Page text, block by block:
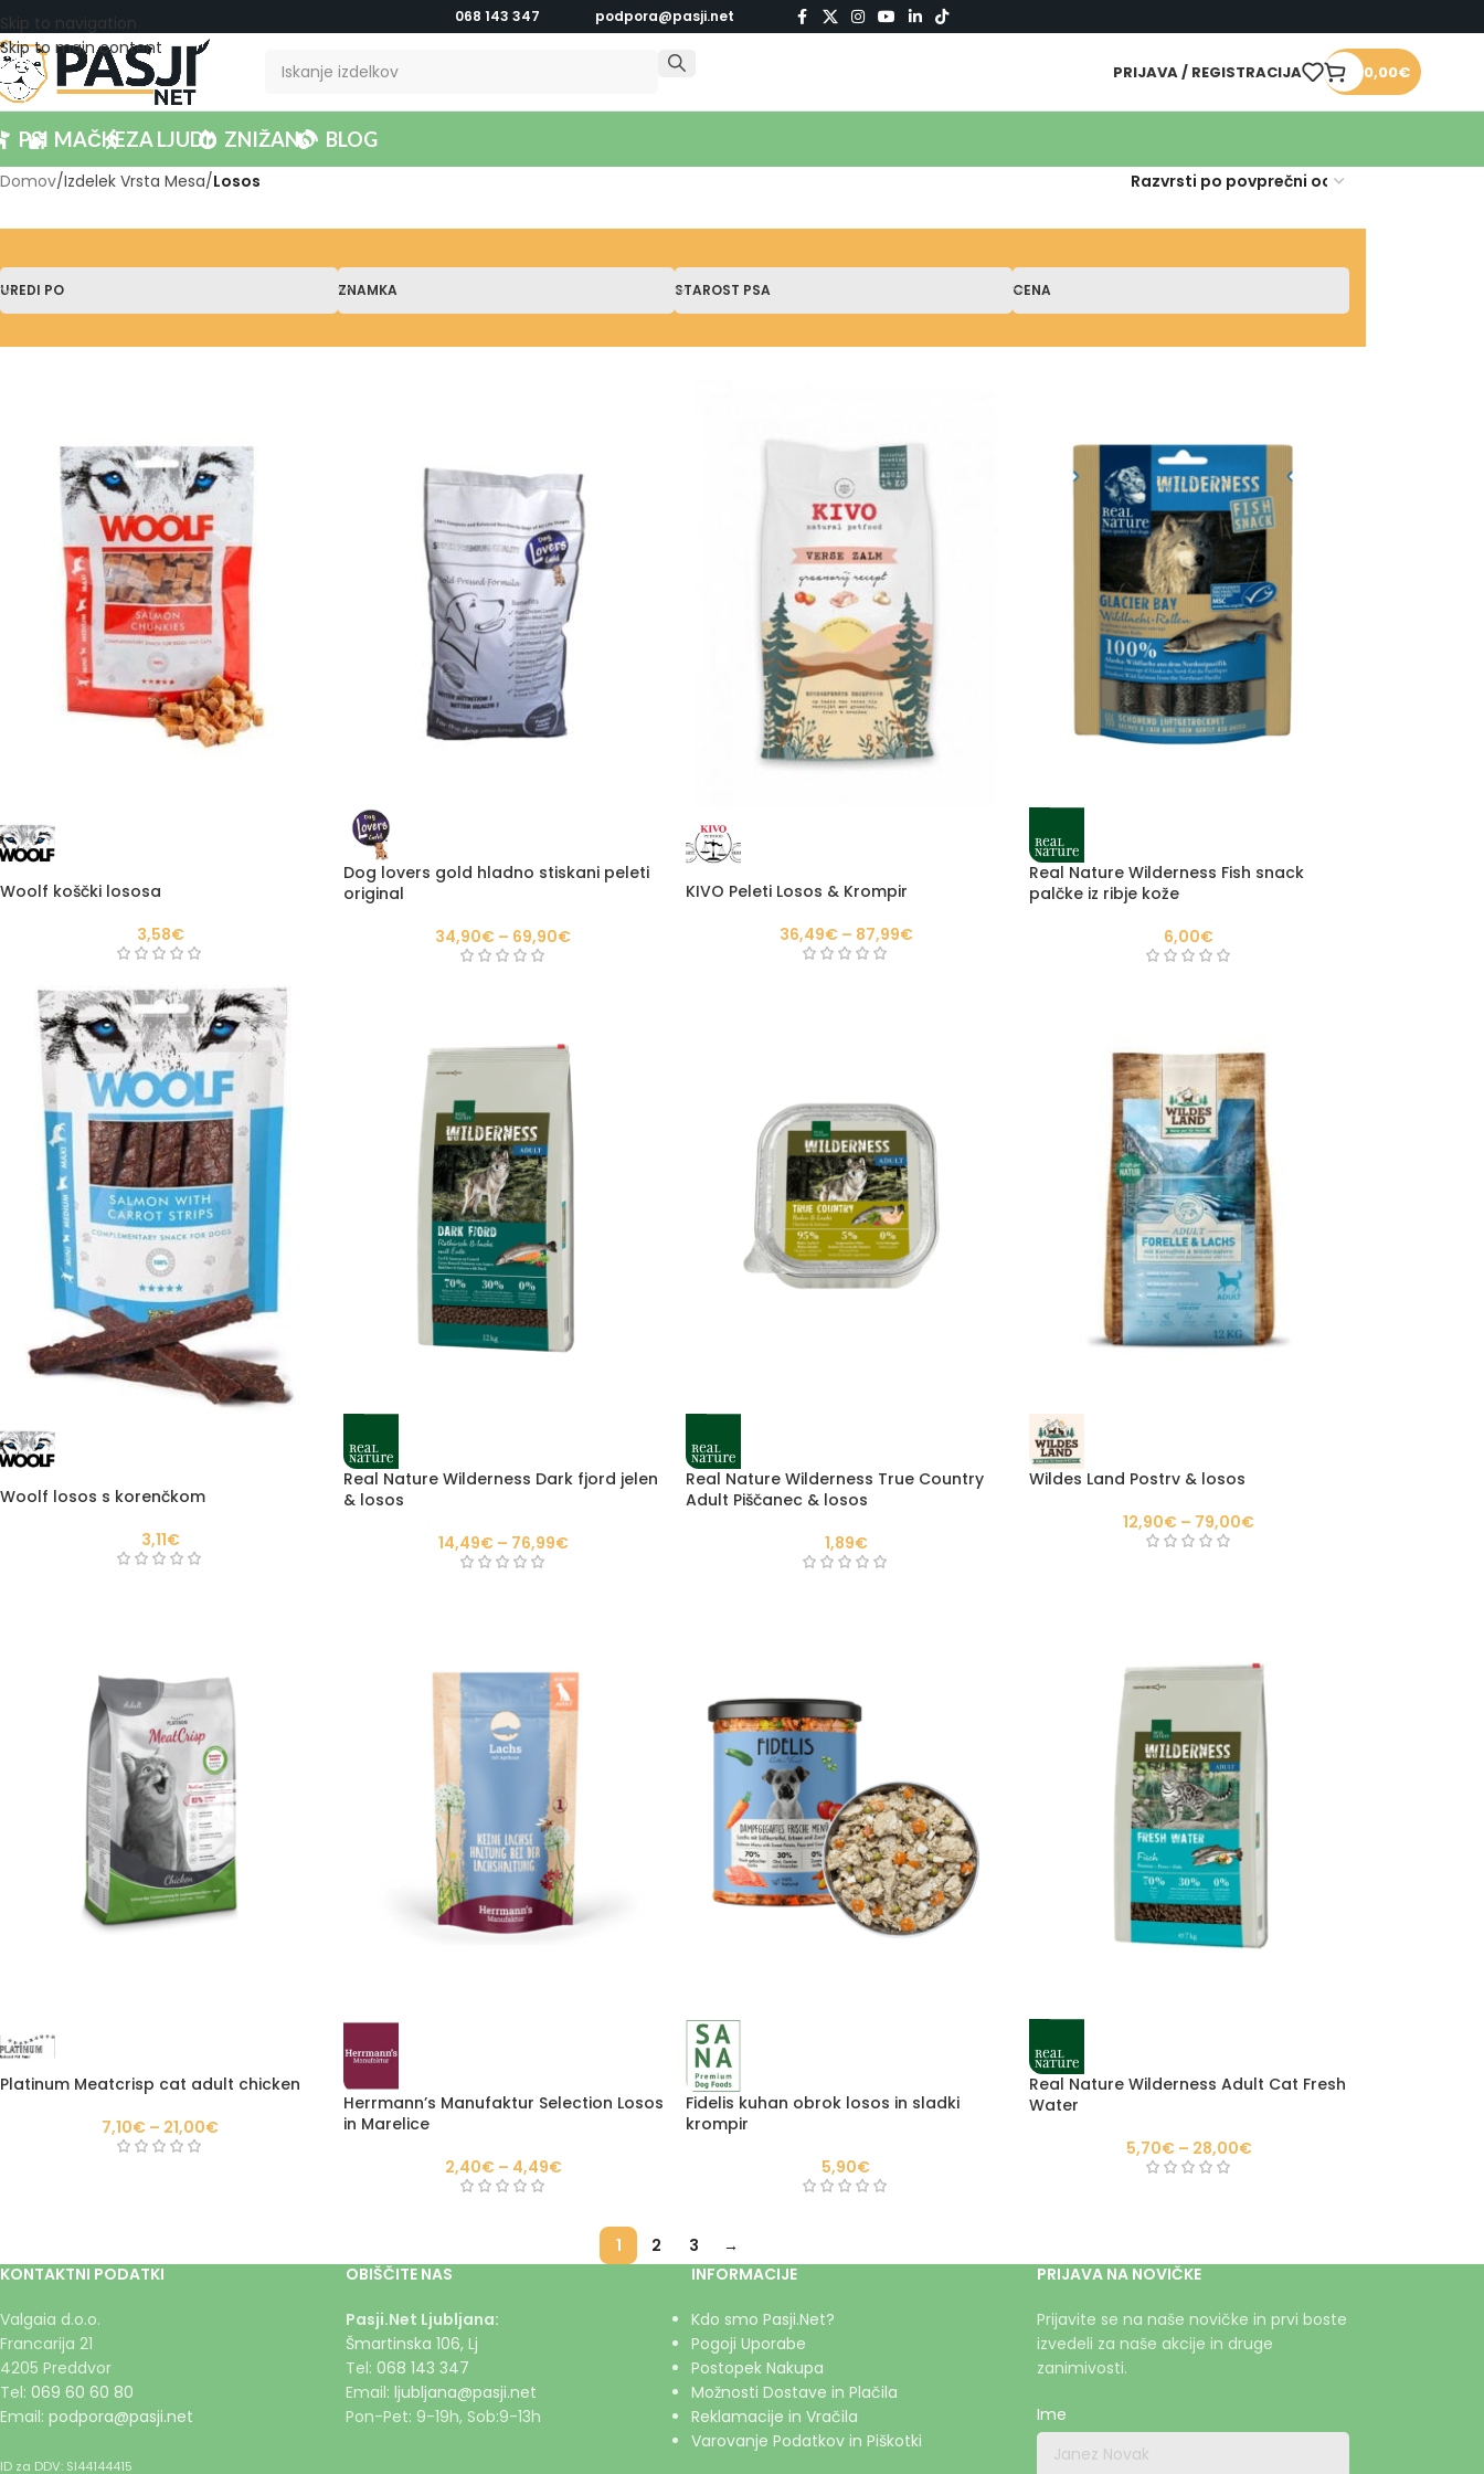
Skip to navigation
Skip to main content
068 143 347 podpora@pasji.net
PRIJAVA / REGISTRACIJA 0,00€
PSI MAČKEZA LJUDI ZNIŽANO BLOG
Domov/Izdelek Vrsta Mesa/Losos
UREDI PO ZNAMKA STAROST PSA CENA
Woolf koščki lososa
3,58€
Dog lovers gold hladno stiskani peleti
original
34,90€ – 69,90€
KIVO Peleti Losos & Krompir
36,49€ – 87,99€
Real Nature Wilderness Fish snack
palčke iz ribje kože
6,00€
Woolf losos s korenčkom
3,11€
Real Nature Wilderness Dark fjord jelen
& losos
14,49€ – 76,99€
Real Nature Wilderness True Country
Adult Piščanec & losos
1,89€
Wildes Land Postrv & losos
12,90€ – 79,00€
Platinum Meatcrisp cat adult chicken
7,10€ – 21,00€
Herrmann’s Manufaktur Selection Losos
in Marelice
2,40€ – 4,49€
Fidelis kuhan obrok losos in sladki
krompir
5,90€
Real Nature Wilderness Adult Cat Fresh
Water
5,70€ – 28,00€
1 2 3
→
KONTAKTNI PODATKI
Valgaia d.o.o.
Francarija 21
4205 Preddvor
Tel: 069 60 60 80
Email: podpora@pasji.net
ID za DDV: SI44144415
OBIŠČITE NAS
Pasji.Net Ljubljana:
Šmartinska 106, Lj
Tel: 068 143 347
Email: ljubljana@pasji.net
Pon-Pet: 9-19h, Sob:9-13h
INFORMACIJE
Kdo smo Pasji.Net?
Pogoji Uporabe
Postopek Nakupa
Možnosti Dostave in Plačila
Reklamacije in Vračila
Varovanje Podatkov in Piškotki
PRIJAVA NA NOVIČKE
Prijavite se na naše novičke in prvi boste
izvedeli za naše akcije in druge
zanimivosti.
Ime